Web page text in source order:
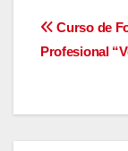
Curso de
Profesional